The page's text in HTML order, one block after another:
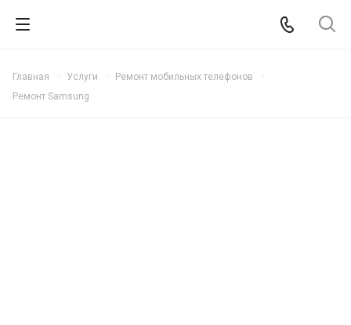
Главная Услуги
Ремонт мобильных телефонов
Ремонт Samsung